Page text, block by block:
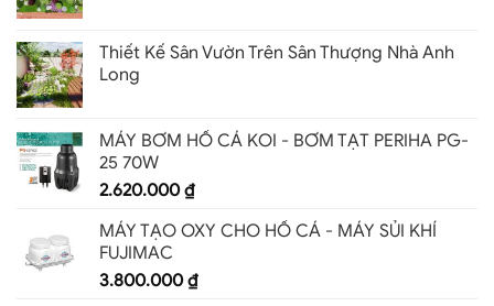
Thiết Kế Sân Vườn Trên Sân Thượng Nhà Anh
Long
MÁY BƠM HỒ CÁ KOI - BƠM TẠT PERIHA PG-
25 70W
2.620.000₫
MÁY TẠO OXY CHO HỒ CÁ - MÁY SỦI KHÍ
FUJIMAC
3.800.000₫